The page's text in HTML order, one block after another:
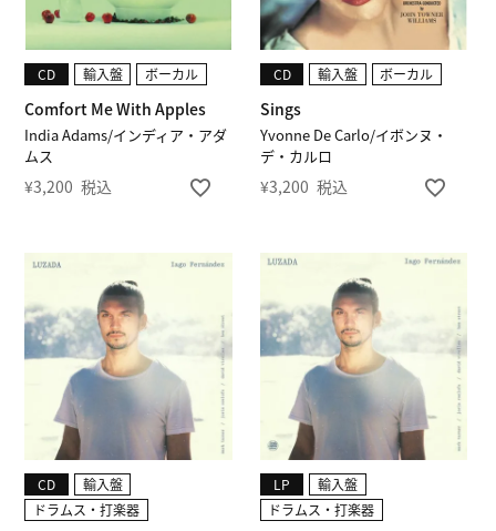
India Adams/インディア・アダ
ムス
Comfort Me With Apples
CD 輸入盤 ボーカル
¥3,200 税込
Yvonne De Carlo/イボンヌ・
デ・カルロ
Sings
CD 輸入盤 ボーカル
¥3,200 税込
CD
輸入盤
ドラムス・打楽器
LP
輸入盤
ドラムス・打楽器